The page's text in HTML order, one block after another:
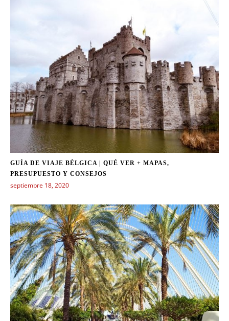
GUÍA DE VIAJE BÉLGICA | QUÉ VER + MAPAS,
PRESUPUESTO Y CONSEJOS
septiembre 18, 2020